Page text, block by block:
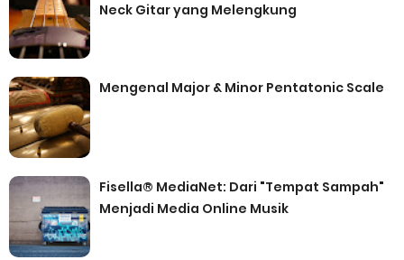
Neck Gitar yang Melengkung
Mengenal Major & Minor Pentatonic Scale
Fisella® MediaNet: Dari "Tempat Sampah"
Menjadi Media Online Musik